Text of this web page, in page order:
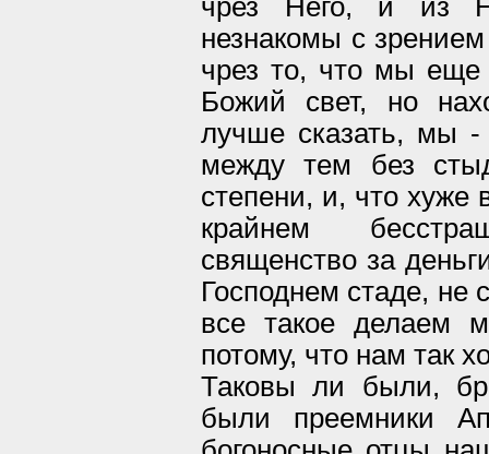
чрез Него, и из
незнакомы с
чрез то, что мы
Божий свет, но
лучше сказать, мы
между тем без
степени, и, что хуже
крайнем
священство за
Господнем стаде,
все такое делаем
потому, что нам так
Таковы ли были,
были преемники